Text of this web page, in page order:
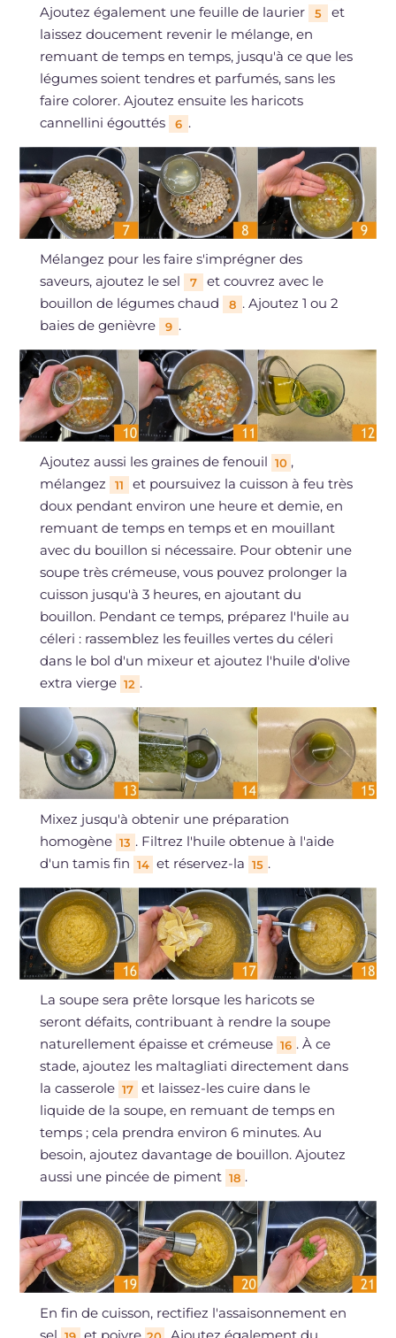
Ajoutez également une feuille de laurier
5
et
laissez doucement revenir le mélange, en
remuant de temps en temps, jusqu'à ce que les
légumes soient tendres et parfumés, sans les
faire colorer. Ajoutez ensuite les haricots
cannellini égouttés
6 .
Mélangez pour les faire s'imprégner des
saveurs, ajoutez le sel
7
et couvrez avec le
bouillon de légumes chaud
8 . Ajoutez 1 ou 2
baies de genièvre
9 .
Ajoutez aussi les graines de fenouil 10 ,
mélangez
11
et poursuivez la cuisson à feu très
doux pendant environ une heure et demie, en
remuant de temps en temps et en mouillant
avec du bouillon si nécessaire. Pour obtenir une
soupe très crémeuse, vous pouvez prolonger la
cuisson jusqu'à 3 heures, en ajoutant du
bouillon. Pendant ce temps, préparez l'huile au
céleri : rassemblez les feuilles vertes du céleri
dans le bol d'un mixeur et ajoutez l'huile d'olive
extra vierge 12 .
Mixez jusqu'à obtenir une préparation
homogène 13 . Filtrez l'huile obtenue à l'aide
d'un tamis fin 14 et réservez-la 15 .
La soupe sera prête lorsque les haricots se
seront défaits, contribuant à rendre la soupe
naturellement épaisse et crémeuse 16 . À ce
stade, ajoutez les maltagliati directement dans
la casserole 17 et laissez-les cuire dans le
liquide de la soupe, en remuant de temps en
temps ; cela prendra environ 6 minutes. Au
besoin, ajoutez davantage de bouillon. Ajoutez
aussi une pincée de piment 18 .
En fin de cuisson, rectifiez l'assaisonnement en
sel
et poivre . Ajoutez également du